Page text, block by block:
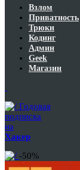
Взлом
Приватность
Трюки
Кодинг
Админ
Geek
Магазин
Годовая
подписка
на
Хакер
-50%